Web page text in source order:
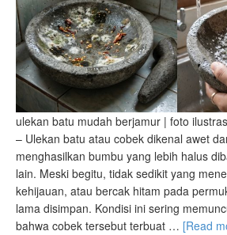
ulekan batu mudah berjamur | foto
– Ulekan batu atau cobek dikenal awet
menghasilkan bumbu yang lebih halus
lain. Meski begitu, tidak sedikit yang
kehijauan, atau bercak hitam pada
lama disimpan. Kondisi ini sering
bahwa cobek tersebut terbuat … [Read